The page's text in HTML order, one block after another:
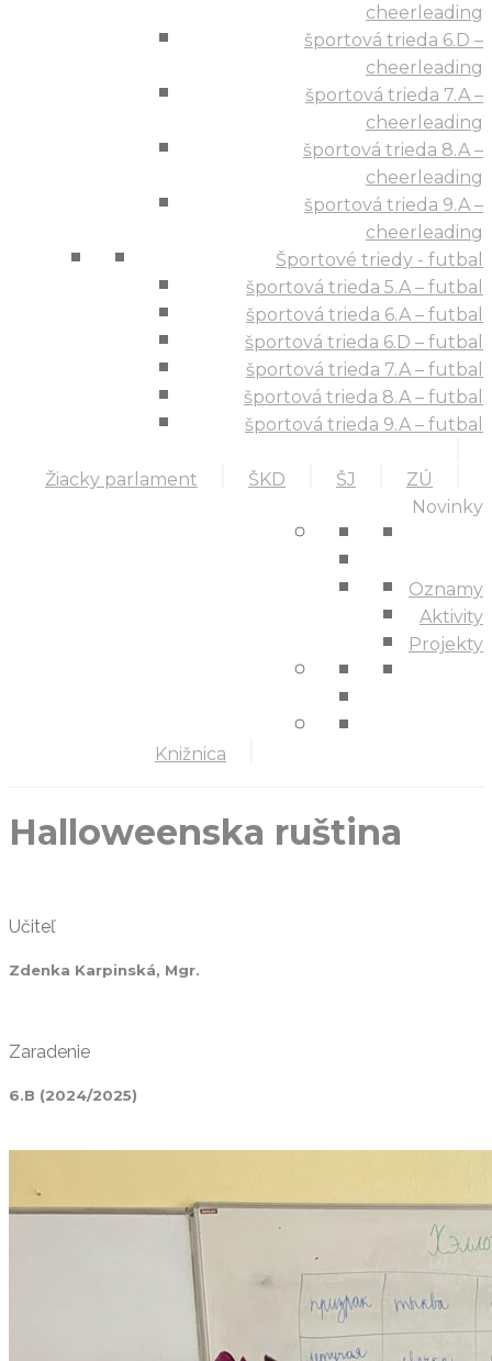
cheerleading
športová trieda 6.D –
cheerleading
športová trieda 7.A –
cheerleading
športová trieda 8.A –
cheerleading
športová trieda 9.A –
cheerleading
Športové triedy - futbal
športová trieda 5.A – futbal
športová trieda 6.A – futbal
športová trieda 6.D – futbal
športová trieda 7.A – futbal
športová trieda 8.A – futbal
športová trieda 9.A – futbal
Žiacky parlament ŠKD ŠJ ZÚ
Knižnica
Novinky
Oznamy
Aktivity
Projekty
Halloweenska ruština
Učiteľ
Zdenka Karpinská, Mgr.
Zaradenie
6.B (2024/2025)